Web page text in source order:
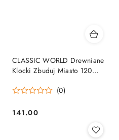
CLASSIC WORLD Drewniane
Klocki Zbuduj Miasto 120
(0)
Cena:
141.00